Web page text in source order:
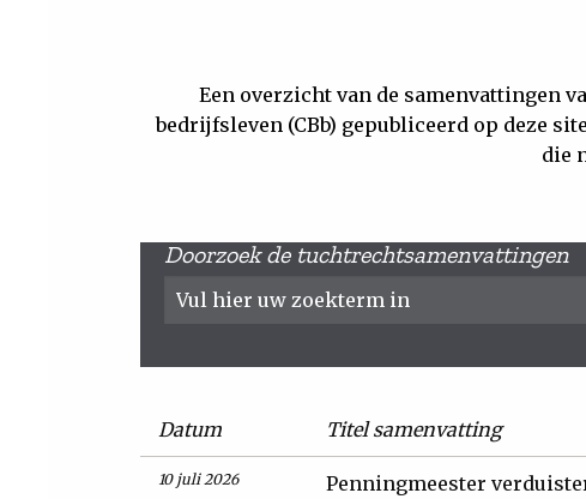
Een overzicht van de samenvattingen
bedrijfsleven (CBb) gepubliceerd op deze
die
Doorzoek de tuchtrechtsamenvattingen
Datum Titel samenvatting
10 juli 2026
Penningmeester